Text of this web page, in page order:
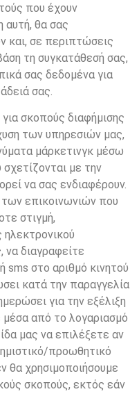
που έχουν
αυτή, θα σας
σε περιπτώσεις
τη συγκατάθεσή σας,
σας δεδομένα για
σας.
σκοπούς διαφήμισης
των υπηρεσιών μας,
μάρκετινγκ μέσω
με την
να σας ενδιαφέρουν.
επικοινωνιών που
στιγμή,
να διαγραφείτε
στο αριθμό κινητού
κατά την παραγγελία
για την εξέλιξη
από το λογαριασμό
μας να επιλέξετε αν
προωθητικό
θα χρησιμοποιήσουμε
σκοπούς, εκτός εάν